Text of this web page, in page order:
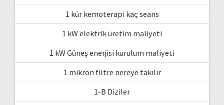
1 kür kemoterapi kaç seans
1 kW elektrik üretim maliyeti
1 kW Güneş enerjisi kurulum maliyeti
1 mikron filtre nereye takılır
1-B Diziler